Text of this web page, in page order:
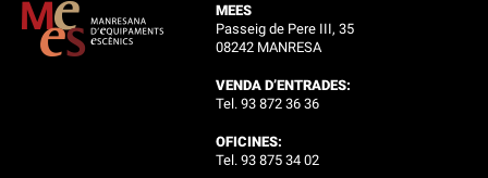
MEES
Passeig de Pere III, 35
08242 MANRESA
VENDA D’ENTRADES:
Tel. 93 872 36 36
OFICINES:
Tel. 93 875 34 02